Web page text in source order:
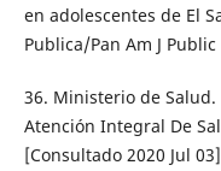
en adolescentes de El
Publica/Pan Am J
36. Ministerio de Salud.
Atención Integral De
[Consultado 2020 Jul